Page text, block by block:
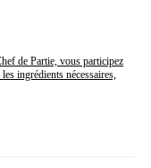
de Partie, vous participez
ingrédients nécessaires,